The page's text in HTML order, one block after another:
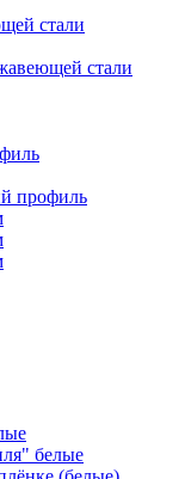
стали
стали
профиль
белые